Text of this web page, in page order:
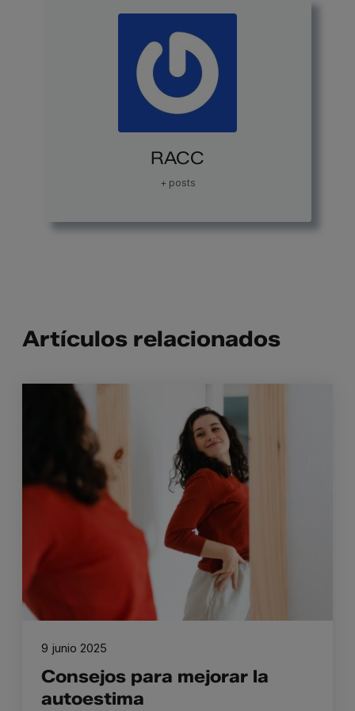
RACC
+ posts
Artículos relacionados
Consejos para mejorar la
autoestima
9 junio 2025